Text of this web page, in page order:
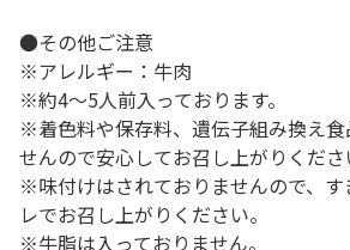
●その他ご注意
※アレルギー：牛肉
※約4～5人前入っております。
※着色料や保存料、遺伝子組み換え
せんので安心してお召し上がりくださ
※味付けはされておりませんので、す
レでお召し上がりください。
※牛脂は入っておりません。